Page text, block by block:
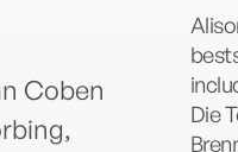
Coben
Die